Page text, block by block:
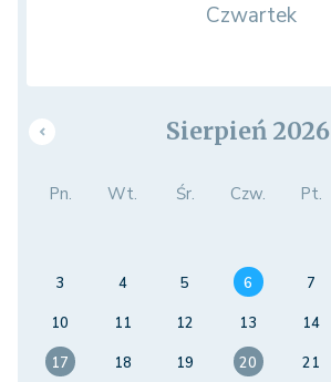
Czwartek
Sierpień 2026
Pn. Wt. Śr. Czw. Pt.
3
4 5 6 7
10
11 12 13 14
17
18 19 20 21